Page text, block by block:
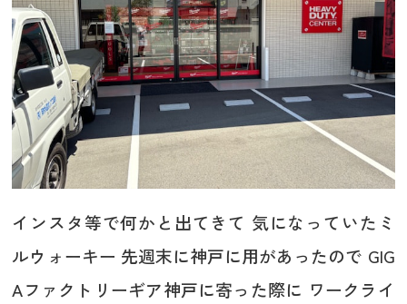
インスタ等で何かと出てきて 気になっていたミ
ルウォーキー 先週末に神戸に用があったので GIG
Aファクトリーギア神戸に寄った際に ワークライ